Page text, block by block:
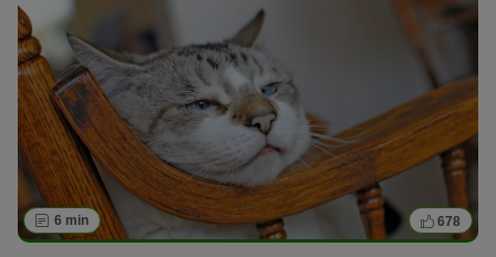
können.
6 min 678